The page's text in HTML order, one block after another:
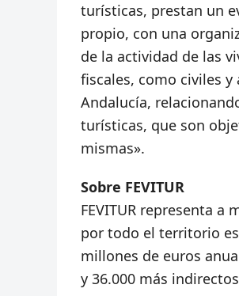
turísticas, prestan un
propio, con una
de la actividad de las
fiscales, como civiles
Andalucía,
turísticas, que son
mismas».
Sobre FEVITUR
FEVITUR representa
por todo el territorio
millones de euros
y 36.000 más